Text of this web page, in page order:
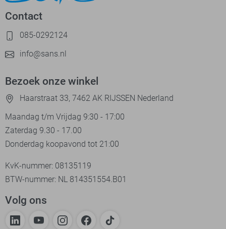
Contact
085-0292124
info@sans.nl
Bezoek onze winkel
Haarstraat 33, 7462 AK RIJSSEN Nederland
Maandag t/m Vrijdag 9:30 - 17:00
Zaterdag 9.30 - 17.00
Donderdag koopavond tot 21:00
KvK-nummer: 08135119
BTW-nummer: NL 814351554.B01
Volg ons